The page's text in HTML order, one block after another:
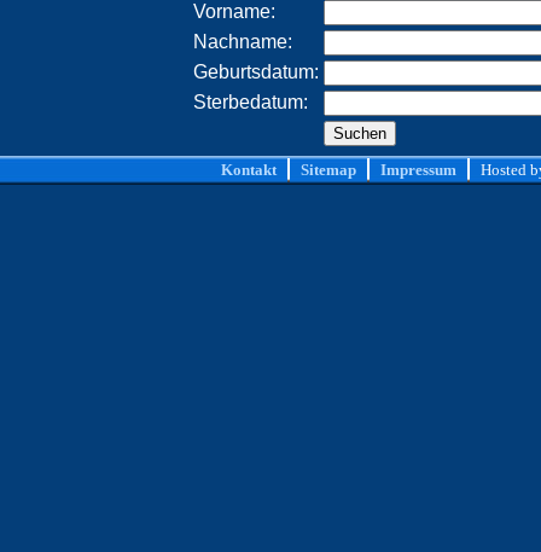
Vorname:
Nachname:
Geburtsdatum:
Sterbedatum:
Kontakt Sitemap Impressum Hosted